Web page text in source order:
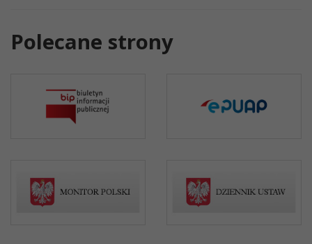
Polecane strony